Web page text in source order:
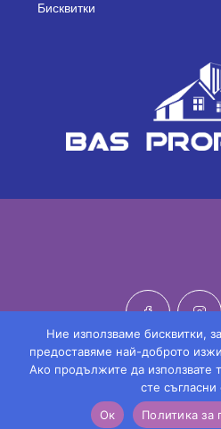
Кристиан Гълъбов
Бисквитки
© 2022 БАС Пропъртис / BAS
права запазени |
Ние използваме бисквитки,
предоставяме най-доброто
Ако продължите да използвате
сте съгласни
Ок
Политика за